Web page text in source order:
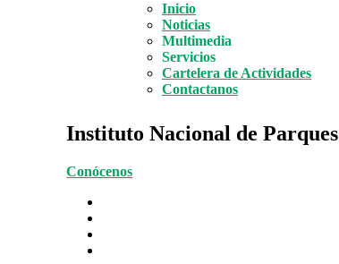
Inicio
Noticias
Multimedia
Servicios
Cartelera de Actividades
Contactanos
Instituto Nacional de Parques
Conócenos